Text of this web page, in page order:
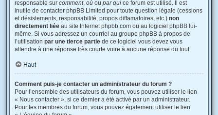
responsable sur comment, où ou par qui ce forum est utilisé. Il est
inutile de contacter phpBB Limited pour toute question légale (cessions
et désistements, responsabilité, propos diffamatoires, etc.) non
directement liée au site Internet phpbb.com ou au logiciel phpBB lui-
même. Si vous adressez un courriel au groupe phpBB à propos de
l’utilisation par une tierce partie de ce logiciel vous devez vous
attendre à une réponse très courte voire à aucune réponse du tout.
Haut
Comment puis-je contacter un administrateur du forum ?
Pour l’ensemble des utilisateurs du forum, vous pouvez utiliser le lien
« Nous contacter », si ce dernier a été activé par un administrateur.
Pour les membres du forum, vous pouvez également utiliser le lien